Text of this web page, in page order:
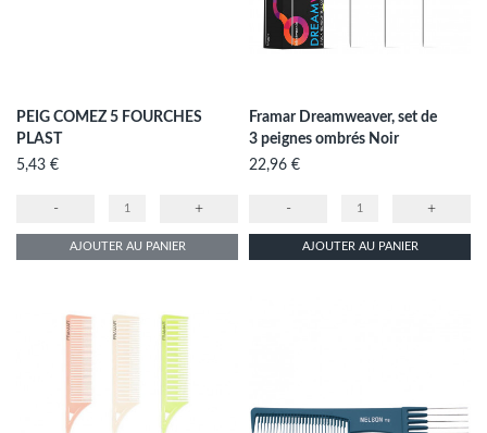
PEIG COMEZ 5 FOURCHES
PLAST
Prix
5,43 €
- +
AJOUTER AU PANIER
Framar Dreamweaver, set de
3 peignes ombrés Noir
Prix
22,96 €
- +
AJOUTER AU PANIER